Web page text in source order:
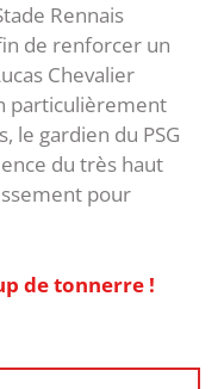
Rennais
de renforcer un
Chevalier
particulièrement
le gardien du PSG
du très haut
pour
de tonnerre !